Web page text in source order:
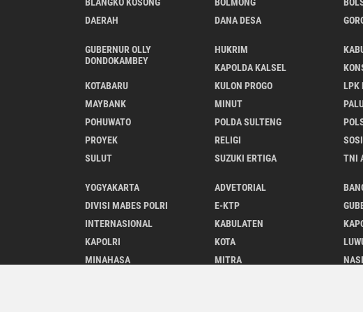
BLANGKO KOSONG
BOLMONG
DAERAH
DANA DESA
GUBERNUR OLLY
DONDOKAMBEY
HUKRIM
KAPOLDA KALSEL
KOTABARU
KULON PROGO LPK
MAYBANK
MINUT
POHUWATO
POLDA SULTENG
PROYEK
RELIGI
SULUT
SUZUKI ERTIGA TNI
YOGYAKARTA
ADVETORIAL
DIVISI MABES POLRI
E-KTP
INTERNASIONAL
KABULATEN
KAPOLRI
KOTA
MINAHASA
MITRA